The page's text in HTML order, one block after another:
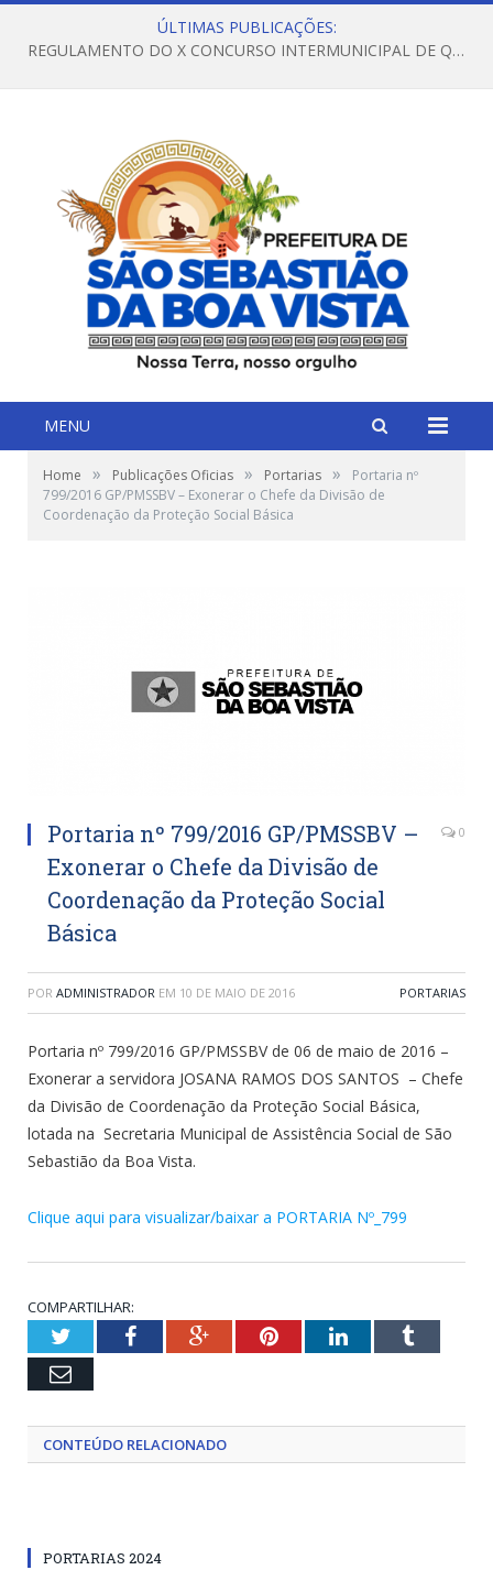
ÚLTIMAS PUBLICAÇÕES:
REGULAMENTO DO X CONCURSO INTERMUNICIPAL DE QUADRILHAS JUNINAS – 2026 – ARRAIÁ DA VENEZA
MENU
Home » Publicações Oficias » Portarias »
Portaria nº
799/2016 GP/PMSSBV – Exonerar o Chefe da Divisão de
Coordenação da Proteção Social Básica
Portaria nº 799/2016 GP/PMSSBV –
Exonerar o Chefe da Divisão de
Coordenação da Proteção Social
Básica
0
POR ADMINISTRADOR EM 10 DE MAIO DE 2016 PORTARIAS
Portaria nº 799/2016 GP/PMSSBV de 06 de maio de 2016 –
Exonerar a servidora JOSANA RAMOS DOS SANTOS – Chefe
da Divisão de Coordenação da Proteção Social Básica,
lotada na Secretaria Municipal de Assistência Social de São
Sebastião da Boa Vista.
Clique aqui para visualizar/baixar a PORTARIA Nº_799
COMPARTILHAR:
TwitterFacebookGoogle+PinterestLinkedInTumblr
Email
CONTEÚDO RELACIONADO
PORTARIAS 2024